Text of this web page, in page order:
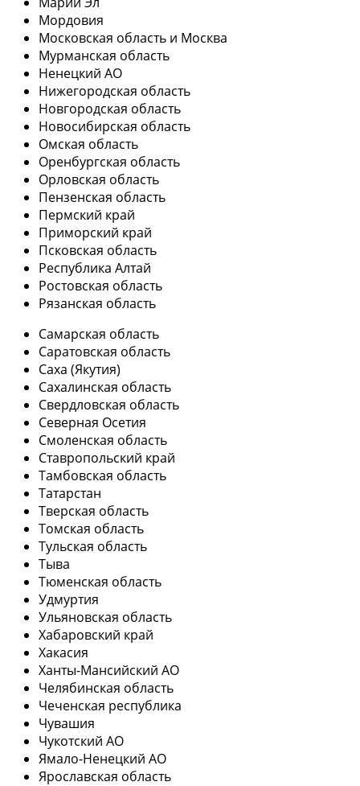
Мордовия
Московская область и Москва
Мурманская область
Ненецкий АО
Нижегородская область
Новгородская область
Новосибирская область
Омская область
Оренбургская область
Орловская область
Пензенская область
Пермский край
Приморский край
Псковская область
Республика Алтай
Ростовская область
Рязанская область
Самарская область
Саратовская область
Саха (Якутия)
Сахалинская область
Свердловская область
Северная Осетия
Смоленская область
Ставропольский край
Тамбовская область
Татарстан
Тверская область
Томская область
Тульская область
Тыва
Тюменская область
Удмуртия
Ульяновская область
Хабаровский край
Хакасия
Ханты-Мансийский АО
Челябинская область
Чеченская республика
Чувашия
Чукотский АО
Ямало-Ненецкий АО
Ярославская область